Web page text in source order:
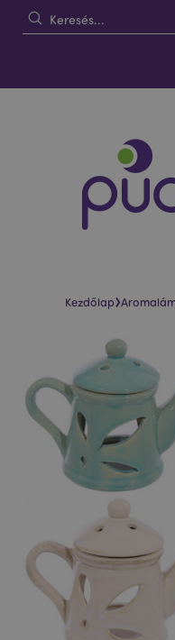
Kezdőlap›
képgaléria
végére
képgaléria
elejére